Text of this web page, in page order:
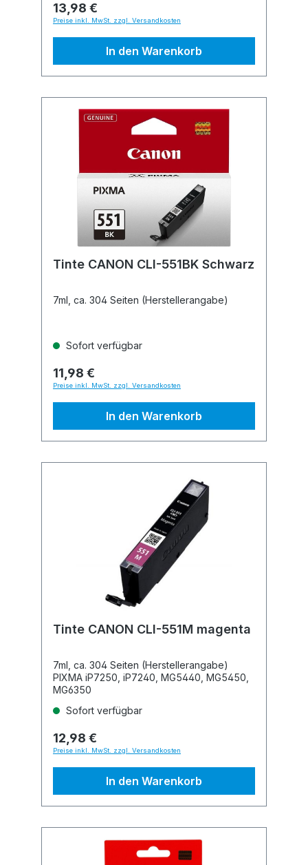
13,98 €
Preise inkl. MwSt. zzgl. Versandkosten
In den Warenkorb
Tinte CANON CLI-551BK Schwarz
7ml, ca. 304 Seiten (Herstellerangabe)
Sofort verfügbar
11,98 €
Preise inkl. MwSt. zzgl. Versandkosten
In den Warenkorb
Tinte CANON CLI-551M magenta
7ml, ca. 304 Seiten (Herstellerangabe)
PIXMA iP7250, iP7240, MG5440, MG5450,
MG6350
Sofort verfügbar
12,98 €
Preise inkl. MwSt. zzgl. Versandkosten
In den Warenkorb